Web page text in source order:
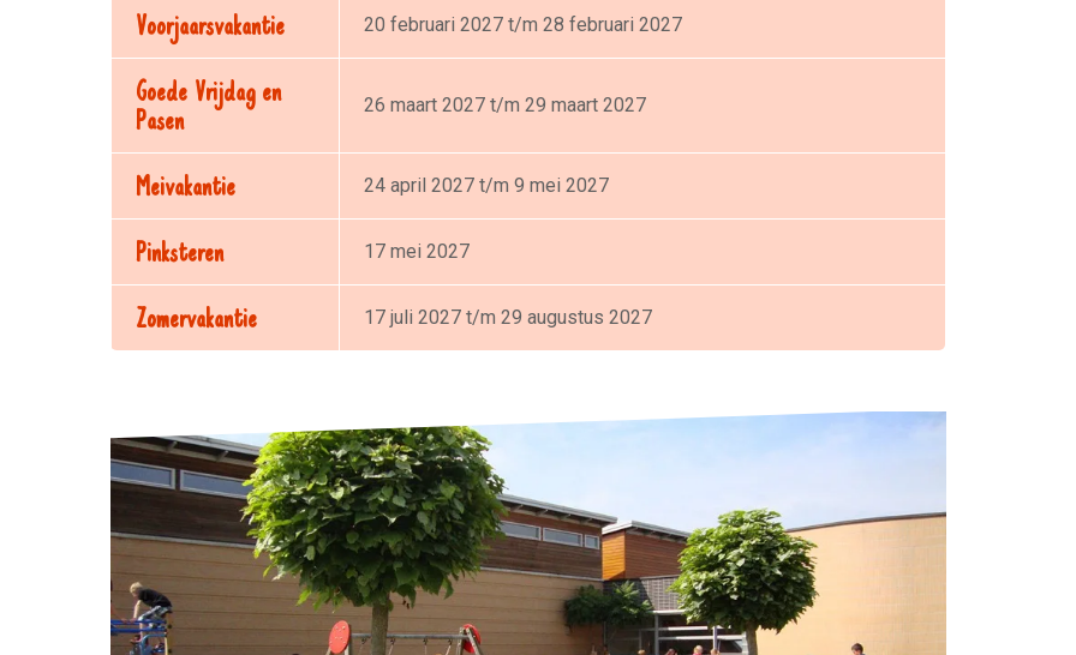
Voorjaarsvakantie 20 februari 2027 t/m 28 februari 2027
Goede Vrijdag en
Pasen
26 maart 2027 t/m 29 maart 2027
Meivakantie 24 april 2027 t/m 9 mei 2027
Pinksteren 17 mei 2027
Zomervakantie 17 juli 2027 t/m 29 augustus 2027